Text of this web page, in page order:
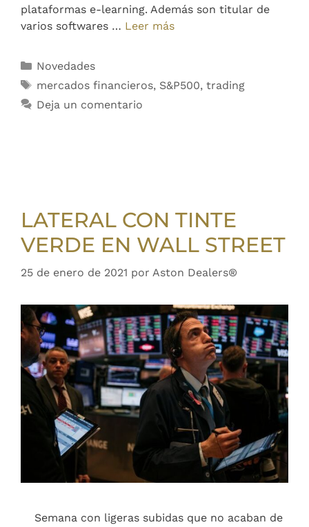
plataformas e-learning. Además son titular de
varios softwares … Leer más
Novedades
mercados financieros, S&P500, trading
Deja un comentario
LATERAL CON TINTE
VERDE EN WALL STREET
25 de enero de 2021 por Aston Dealers®
Semana con ligeras subidas que no acaban de